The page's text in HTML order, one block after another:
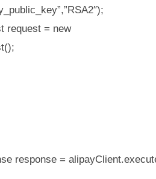
request = new
response =